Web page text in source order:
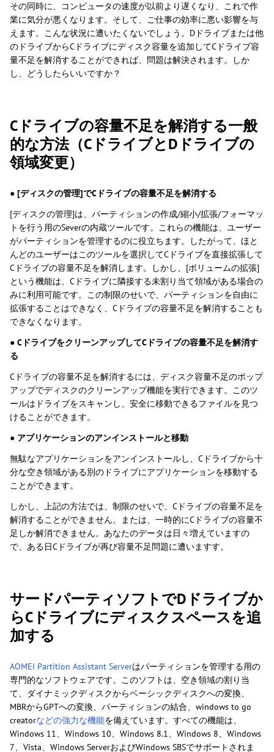
その同時に、コンピュータの速度が以前より遅くなり、これで作
業に気分が悪くなります。そして、ご仕事の効率に悪い影響を与
えます。こんな状況に遭いたくないでしょう。Dドライブまたは他
のドライブからCドライブにディスク容量を追加してCドライブ容
量不足を解消することができれば、問題は解決されます。しか
し、どうしたらいいですか？
Cドライブの容量不足を解消する一般
的な方法（CドライブとDドライブの
領域変更）
● [ディスクの管理]でCドライブの容量不足を解消する
[ディスクの管理]は、パーティションの作成/縮小/拡張/フォーマッ
トを行う用のSeverの内蔵ツールです。これらの機能は、ユーザー
がパーティションを管理するのに役立ちます。したがって、ほと
んどのユーザーはこのツールを選択してCドライブを直接拡張して
Cドライブの容量不足を解消します。しかし、[ボリュームの拡張]
という機能は、Cドライブに隣接する未割り当て領域がある場合の
みに利用可能です。この制限のせいで、パーティションを自由に
拡張することはできなく、Cドライブの容量不足を解消することも
できなくなります。
● CドライブをクリーンアップしてCドライブの容量不足を解消す
る
Cドライブの容量不足を解消するには、ディスク容量不足のポップ
アップでディスクのクリーンアップ機能を実行できます。このツ
ールはドライブをスキャンし、安全に移動できるファイルを見つ
けることができます。
● アプリケーションのアンインストールと移動
無駄なアプリケーションをアンインストールし、Cドライブから十
分な空き領域がある別のドライブにアプリケーションを移動する
ことができます。
しかし、上記の方法では、制限のせいで、Cドライブの容量不足を
解消することができません。または、一時的にCドライブの容量不
足しか解消できません。あなたのデータは日々増えていますの
で、ある日Cドライブが再び容量不足問題に遭いますす。
サードパーティソフトでDドライブか
らCドライブにディスクスペースを追
加する
AOMEI Partition Assistant Serverはパーティションを管理する用の
専門的なソフトウェアです。このソフトは、空き領域の割り当
て、ダイナミックディスクからベーシックディスクへの変換、
MBRからGPTへの変換、パーティションの結合、windows to go
creatorなどの強力な機能を備えています。すべての機能は、
Windows 11、Windows 10、Windows 8.1、Windows 8、Windows
7、Vista、Windows ServerおよびWindows SBSでサポートされま